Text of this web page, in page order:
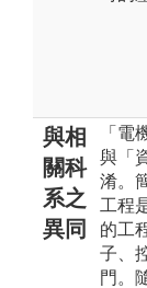
與相
關科
系之
異同
「電
與「
淆。
工程
的工
子、
門。